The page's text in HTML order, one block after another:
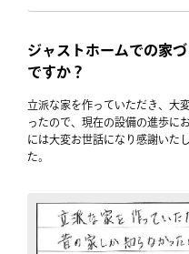
建売
ラインナップ
住宅展示場
ジャストホームでの家
ですか？
立派な家を作っていただき、大
ったので、現在の設備の進歩に
には大変お世話になり感謝いた
た。